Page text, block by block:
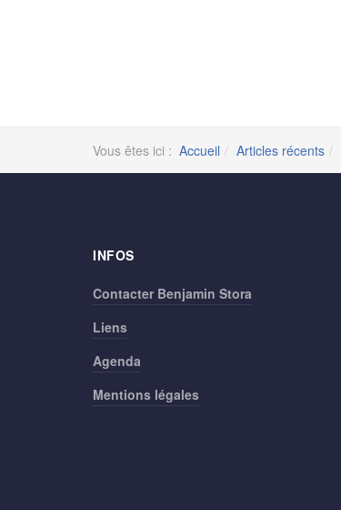
Vous êtes ici : Accueil Articles récents
INFOS
Contacter Benjamin Stora
Liens
Agenda
Mentions légales